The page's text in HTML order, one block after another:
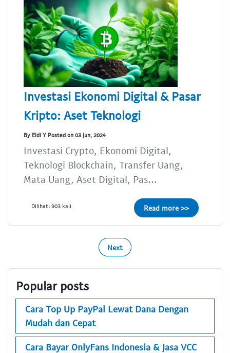
Investasi Ekonomi Digital & Pasar
Kripto: Aset Teknologi
By Eldi Y Posted on 03 Jun, 2024
Investasi Crypto, Ekonomi Digital,
Teknologi Blockchain, Transfer Uang,
Mata Uang, Aset Digital, Pas...
Dilihat: 903 kali Read more >>
Next
Popular posts
Cara Top Up PayPal Lewat Dana Dengan
Mudah dan Cepat
Cara Bayar OnlyFans Indonesia & Jasa VCC